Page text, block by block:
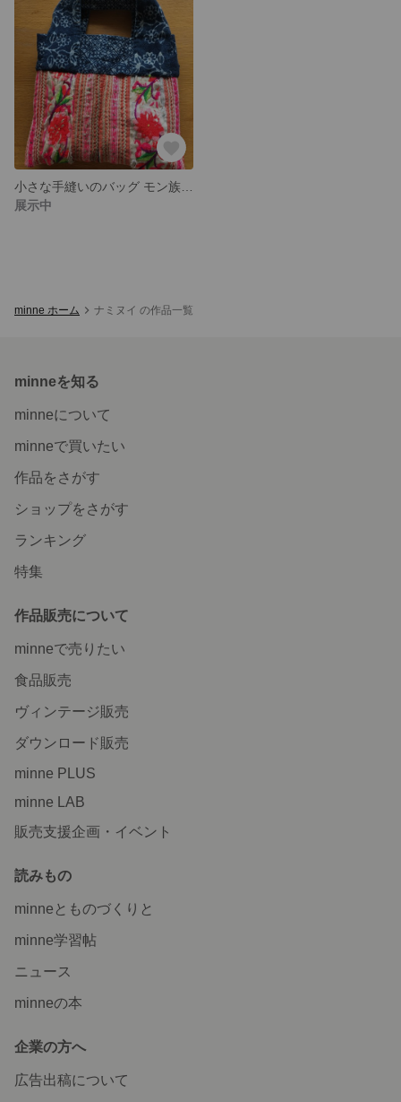
展示中
minne ホーム ナミヌイ の作品一覧
minneを知る
minneについて
minneで買いたい
作品をさがす
ショップをさがす
ランキング
特集
作品販売について
minneで売りたい
食品販売
ヴィンテージ販売
ダウンロード販売
minne PLUS
minne LAB
販売支援企画・イベント
読みもの
minneとものづくりと
minne学習帖
ニュース
minneの本
企業の方へ
広告出稿について